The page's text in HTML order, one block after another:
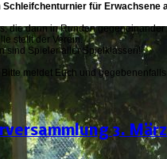
Schleifchenturnier für Erwachsene
die dann in Runden gegeneinander
stellt der Verein.
sind Spieler aller Spielklassen!
meldet Euch und
3.